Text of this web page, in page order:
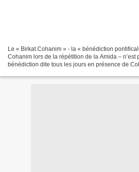
Le « Birkat Cohanim » - la « bénédiction
Cohanim lors de la répétition de la Amida – n’est
bénédiction dite tous les jours en présence de